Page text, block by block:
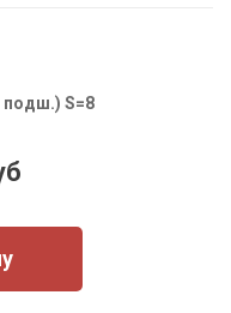
подш.) S=8